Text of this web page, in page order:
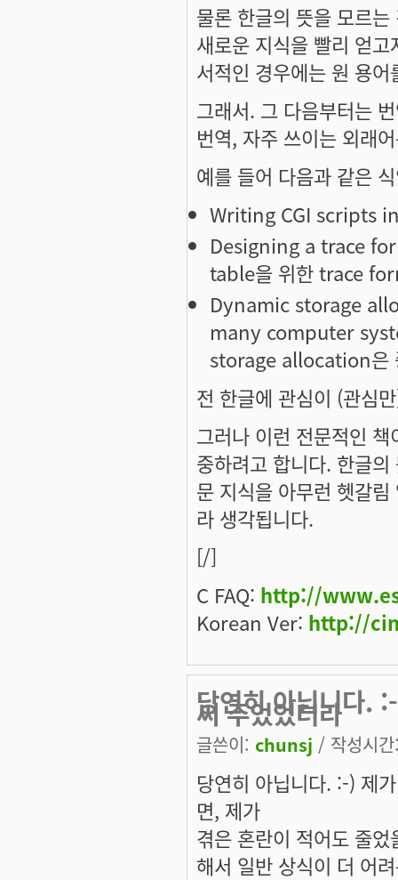
물론 한글의 뜻을 모르
새로운 지식을 빨리 얻
서적인 경우에는 원 용
그래서. 그 다음부터는
번역, 자주 쓰이는 외래
예를 들어 다음과 같은
Writing CGI scripts
Designing a trace
table을 위한 trace
Dynamic storage
many computer
storage allocation은
전 한글에 관심이 (관심
그러나 이런 전문적인
중하려고 합니다. 한글
문 지식을 아무런 헷갈
라 생각됩니다.
[/]
C FAQ: http://
Korean Ver: http://
당연히 아닙니다.
써 주었었더라
글쓴이: chunsj / 작성시
당연히 아닙니다. :-) 제
면, 제가
겪은 혼란이 적어도 줄
해서 일반 상식이 더 어